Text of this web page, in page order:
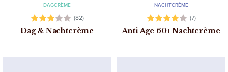
DAGCRÈME
(82)
Dag & Nachtcrème
NACHTCRÈME
(7)
Anti Age 60+ Nachtcrème